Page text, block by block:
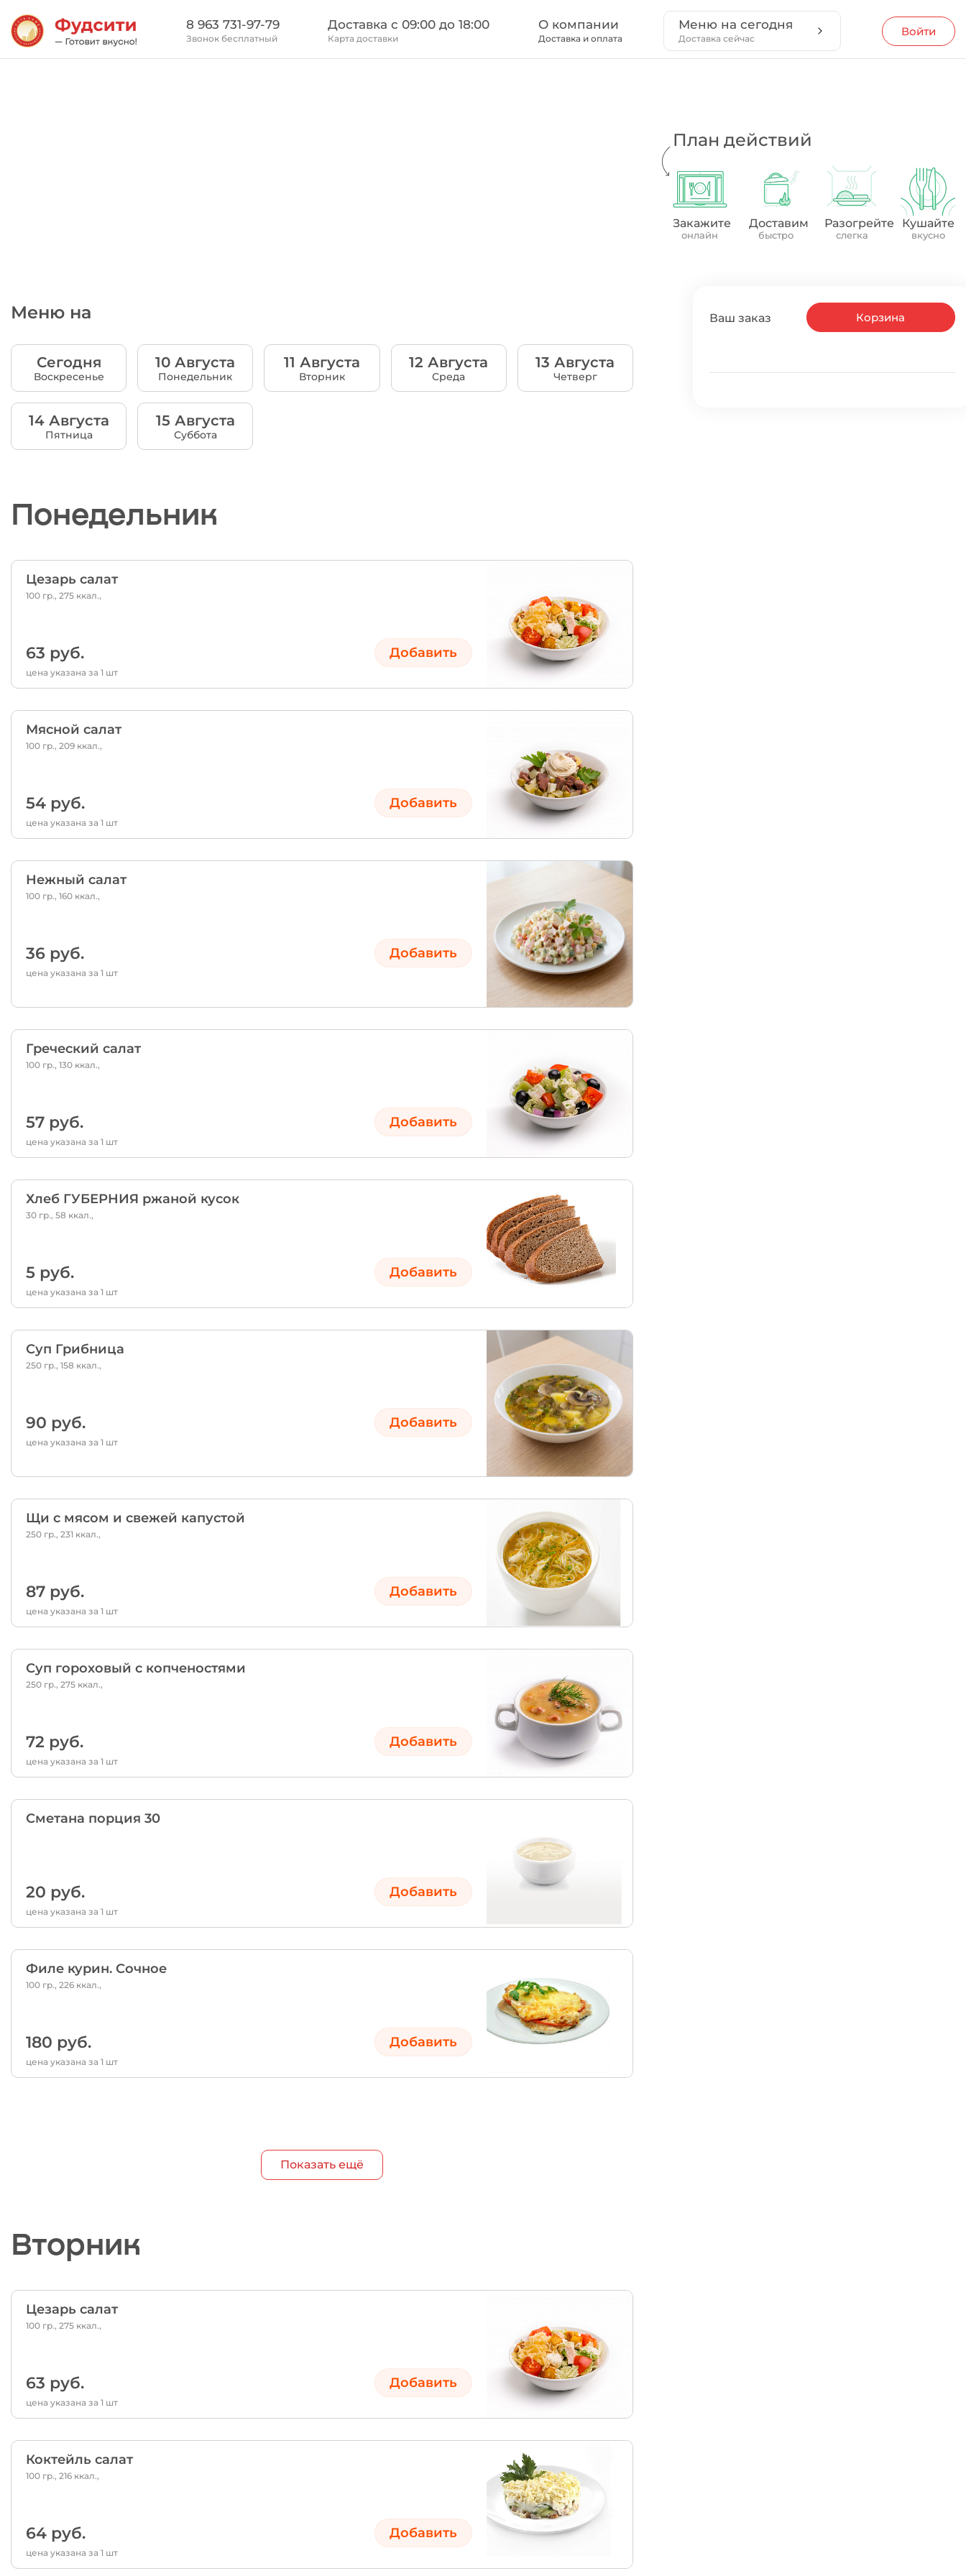
8 963 731-97-79
Звонок бесплатный
Доставка c 09:00 до 18:00
Карта доставки
О компании
Доставка и оплата
Меню на сегодня
Доставка сейчас
Войти
План действий
Закажите
онлайн
Доставим
быстро
Разогрейте
слегка
Кушайте
вкусно
Меню на
Сегодня
Воскресенье
10 Августа
Понедельник
11 Августа
Вторник
12 Августа
Среда
13 Августа
Четверг
14 Августа
Пятница
15 Августа
Суббота
Понедельник
Цезарь салат
100 гр., 275 ккал.,
63 руб. Добавить
цена указана за 1 шт
Мясной салат
100 гр., 209 ккал.,
54 руб. Добавить
цена указана за 1 шт
Нежный салат
100 гр., 160 ккал.,
36 руб. Добавить
цена указана за 1 шт
Греческий салат
100 гр., 130 ккал.,
57 руб. Добавить
цена указана за 1 шт
Хлеб ГУБЕРНИЯ ржаной кусок
30 гр., 58 ккал.,
5 руб. Добавить
цена указана за 1 шт
Суп Грибница
250 гр., 158 ккал.,
90 руб. Добавить
цена указана за 1 шт
Щи с мясом и свежей капустой
250 гр., 231 ккал.,
87 руб. Добавить
цена указана за 1 шт
Суп гороховый с копченостями
250 гр., 275 ккал.,
72 руб. Добавить
цена указана за 1 шт
Сметана порция 30
20 руб. Добавить
цена указана за 1 шт
Филе курин. Сочное
100 гр., 226 ккал.,
180 руб. Добавить
цена указана за 1 шт
Показать ещё
Вторник
Цезарь салат
100 гр., 275 ккал.,
63 руб. Добавить
цена указана за 1 шт
Коктейль салат
100 гр., 216 ккал.,
64 руб. Добавить
цена указана за 1 шт
Корзина
Ваш заказ